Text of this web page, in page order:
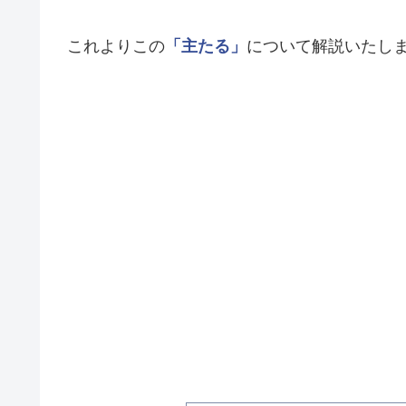
これよりこの 「主たる」 について解説いたし